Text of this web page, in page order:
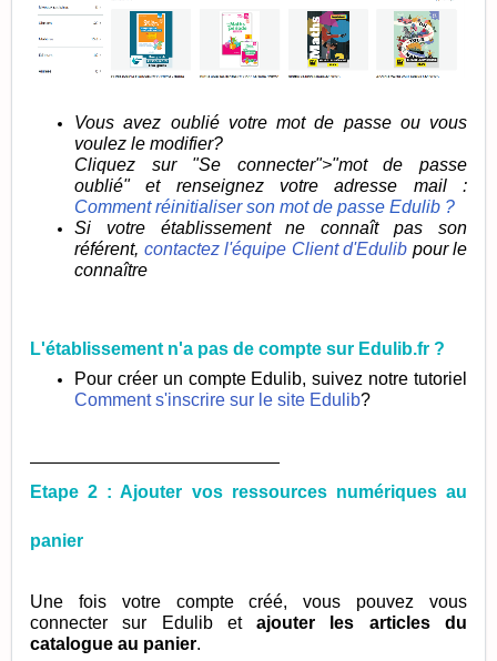
Vous avez oublié votre mot de passe ou vous
voulez le modifier?
Cliquez sur "Se connecter">"mot de passe
oublié" et renseignez votre adresse mail :
Comment réinitialiser son mot de passe Edulib ?
Si votre établissement ne connaît pas son
référent, contactez l'équipe Client d'Edulib pour le
connaître
L'établissement n'a pas de compte sur Edulib.fr ?
Pour créer un compte Edulib, suivez notre tutoriel
Comment s'inscrire sur le site Edulib?
Etape 2 : Ajouter vos ressources numériques au
panier
Une fois votre compte créé, vous pouvez vous
connecter sur Edulib etajouter les articles du
catalogue au panier.